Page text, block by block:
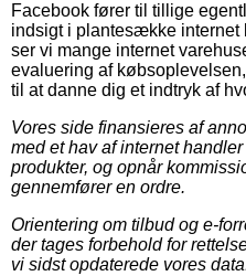
Facebook fører til tillige
indsigt i plantesække internet
ser vi mange internet
evaluering af
til at danne dig et indtryk af
Vores side finansieres af
med et hav af internet
produkter, og opnår
gennemfører en ordre.
Orientering om tilbud og e-
der tages forbehold for
vi sidst opdaterede vores